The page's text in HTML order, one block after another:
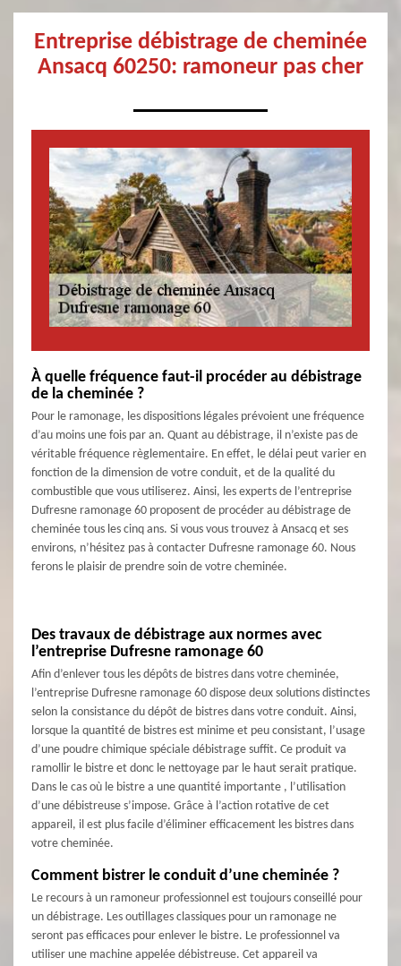
Entreprise débistrage de cheminée
Ansacq 60250: ramoneur pas cher
À quelle fréquence faut-il procéder au débistrage
de la cheminée ?
Pour le ramonage, les dispositions légales prévoient une fréquence
d’au moins une fois par an. Quant au débistrage, il n’existe pas de
véritable fréquence règlementaire. En effet, le délai peut varier en
fonction de la dimension de votre conduit, et de la qualité du
combustible que vous utiliserez. Ainsi, les experts de l’entreprise
Dufresne ramonage 60 proposent de procéder au débistrage de
cheminée tous les cinq ans. Si vous vous trouvez à Ansacq et ses
environs, n’hésitez pas à contacter Dufresne ramonage 60. Nous
ferons le plaisir de prendre soin de votre cheminée.
Des travaux de débistrage aux normes avec
l’entreprise Dufresne ramonage 60
Afin d’enlever tous les dépôts de bistres dans votre cheminée,
l’entreprise Dufresne ramonage 60 dispose deux solutions distinctes
selon la consistance du dépôt de bistres dans votre conduit. Ainsi,
lorsque la quantité de bistres est minime et peu consistant, l’usage
d’une poudre chimique spéciale débistrage suffit. Ce produit va
ramollir le bistre et donc le nettoyage par le haut serait pratique.
Dans le cas où le bistre a une quantité importante , l’utilisation
d’une débistreuse s’impose. Grâce à l’action rotative de cet
appareil, il est plus facile d’éliminer efficacement les bistres dans
votre cheminée.
Comment bistrer le conduit d’une cheminée ?
Le recours à un ramoneur professionnel est toujours conseillé pour
un débistrage. Les outillages classiques pour un ramonage ne
seront pas efficaces pour enlever le bistre. Le professionnel va
utiliser une machine appelée débistreuse. Cet appareil va